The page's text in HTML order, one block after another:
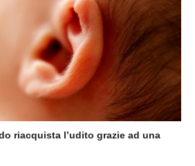
riacquista l’udito grazie ad una